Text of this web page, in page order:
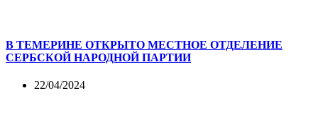
В ТЕМЕРИНЕ ОТКРЫТО МЕСТНОЕ ОТДЕЛЕНИЕ
СЕРБСКОЙ НАРОДНОЙ ПАРТИИ
22/04/2024